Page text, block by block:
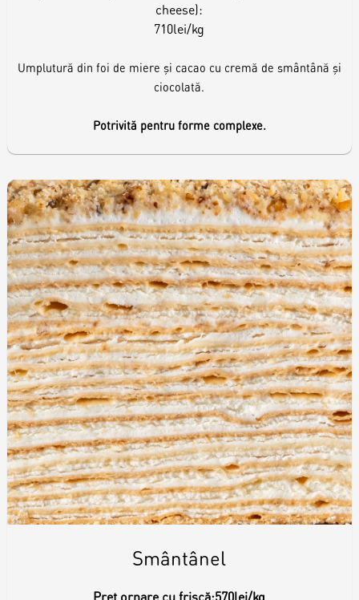
cheese):
710lei/kg
Umplutură din foi de miere și cacao cu cremă de smântână și
ciocolată.
Potrivită pentru forme complexe.
Smântânel